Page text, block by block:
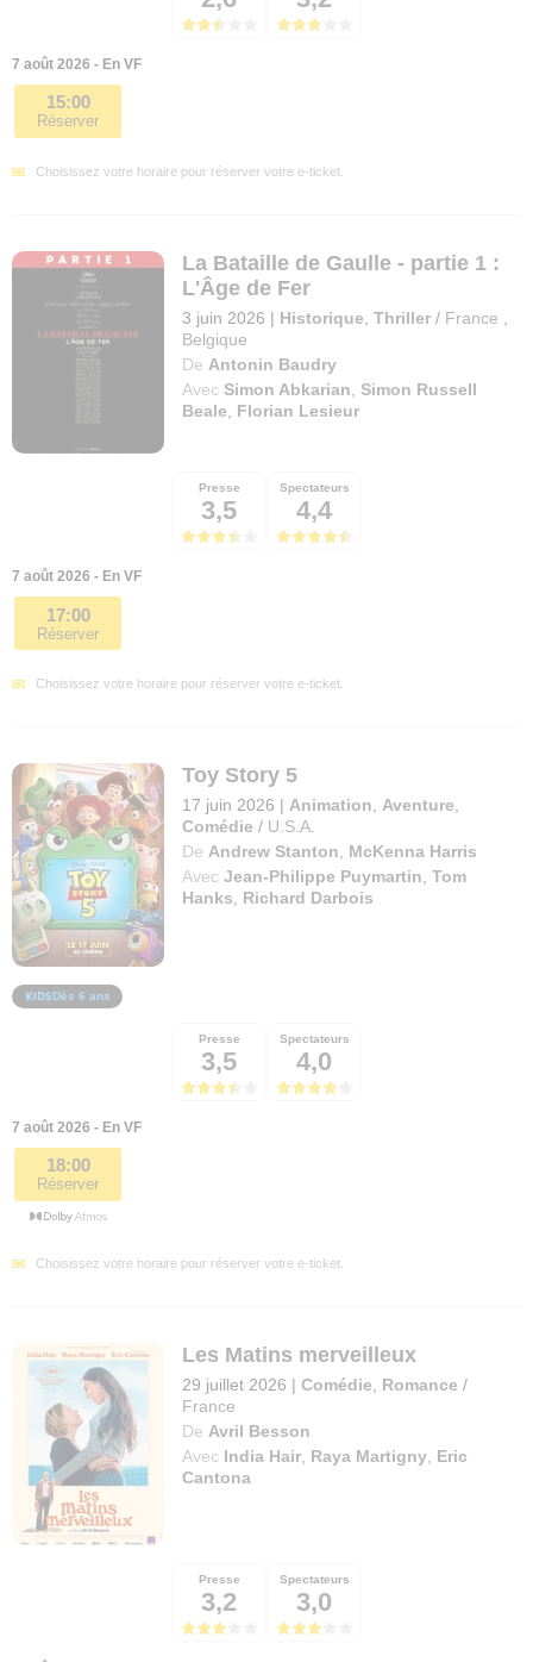
7 août 2026 - En VF
15:00
Réserver
Choisissez votre horaire pour réserver votre e-ticket.
La Bataille de Gaulle - partie 1 :
L'Âge de Fer
3 juin 2026 | Historique ,Thriller / France
Belgique
De Antonin Baudry
Avec Simon Abkarian ,Simon Russell
Beale
Florian Lesieur
Presse
3,5
Spectateurs
4,4
7 août 2026 - En VF
17:00
Réserver
Choisissez votre horaire pour réserver votre e-ticket.
Toy Story 5
17 juin 2026 | Animation Aventure
Comédie / U.S.A.
De Andrew Stanton
McKenna Harris
Avec Jean-Philippe Puymartin ,Tom
Hanks
Richard Darbois
Dès 6 ans
Presse
3,5
Spectateurs
4,0
7 août 2026 - En VF
18:00
Réserver
Choisissez votre horaire pour réserver votre e-ticket.
Les Matins merveilleux
29 juillet 2026 | Comédie Romance /
France
De Avril Besson
Avec India Hair Raya Martigny Eric
Cantona
Presse
3,2
Spectateurs
3,0